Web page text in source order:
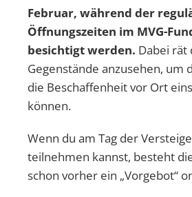
Februar, während der
Öffnungszeiten im MVG-
besichtigt werden. Dabei rät
Gegenstände anzusehen, um
die Beschaffenheit vor Ort
können.
Wenn du am Tag der
teilnehmen kannst, besteht
schon vorher ein „Vorgebot“